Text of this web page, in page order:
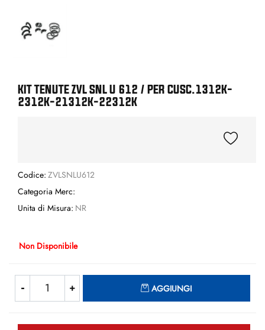
KIT TENUTE ZVL SNL U 612 / PER CUSC.1312K-
2312K-21312K-22312K
Codice: ZVLSNLU612
Categoria Merc:
Unita di Misura: NR
Non Disponibile
AGGIUNGI